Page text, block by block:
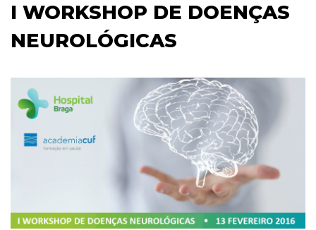
I WORKSHOP DE DOENÇAS
NEUROLÓGICAS